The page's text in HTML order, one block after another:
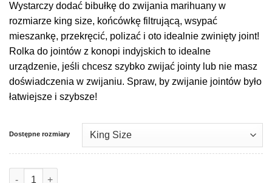
Wystarczy dodać bibułkę do zwijania marihuany w
rozmiarze king size, końcówkę filtrującą, wsypać
mieszankę, przekręcić, polizać i oto idealnie zwinięty joint!
Rolka do jointów z konopi indyjskich to idealne
urządzenie, jeśli chcesz szybko zwijać jointy lub nie masz
doświadczenia w zwijaniu. Spraw, by zwijanie jointów było
łatwiejsze i szybsze!
Dostępne rozmiary
Ilość Joint Roller Futurola Purple